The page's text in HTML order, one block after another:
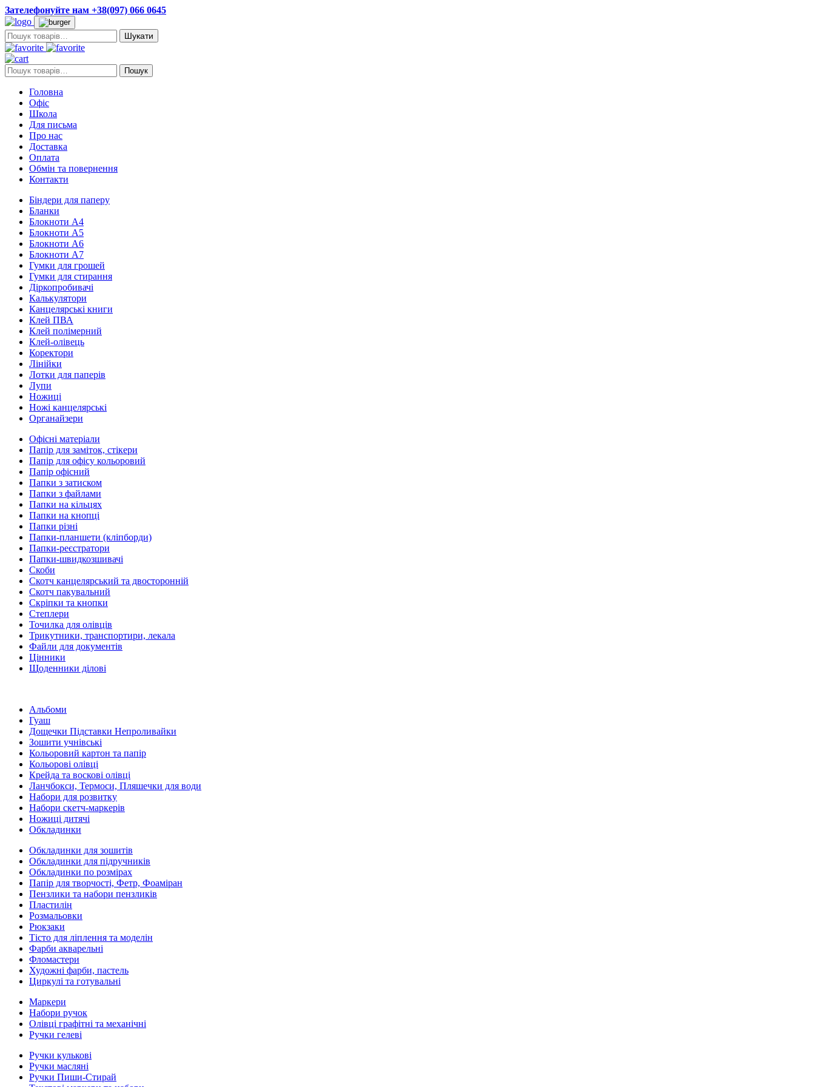
Зателефонуйте нам +38(097) 066 0645
Пошук:
Пошук: Пошук
Головна
Офіс
Школа
Для письма
Про нас
Доставка
Оплата
Обмін та повернення
Контакти
Біндери для паперу
Бланки
Блокноти А4
Блокноти А5
Блокноти А6
Блокноти А7
Гумки для грошей
Гумки для стирання
Діркопробивачі
Калькулятори
Канцелярські книги
Клей ПВА
Клей полімерний
Клей-олівець
Коректори
Лінійки
Лотки для паперів
Лупи
Ножиці
Ножі канцелярські
Органайзери
Офісні матеріали
Папір для заміток, стікери
Папір для офісу кольоровий
Папір офісний
Папки з затиском
Папки з файлами
Папки на кільцях
Папки на кнопці
Папки різні
Папки-планшети (кліпборди)
Папки-реєстратори
Папки-швидкозшивачі
Скоби
Скотч канцелярський та двосторонній
Скотч пакувальний
Скріпки та кнопки
Степлери
Точилка для олівців
Трикутники, транспортири, лекала
Файли для документів
Цінники
Щоденники ділові
Альбоми
Гуаш
Дощечки Підставки Непроливайки
Зошити учнівські
Кольоровий картон та папір
Кольорові олівці
Крейда та воскові олівці
Ланчбокси, Термоси, Пляшечки для води
Набори для розвитку
Набори скетч-маркерів
Ножиці дитячі
Обкладинки
Обкладинки для зошитів
Обкладинки для підручників
Обкладинки по розмірах
Папір для творчості, Фетр, Фоаміран
Пензлики та набори пензликів
Пластилін
Розмальовки
Рюкзаки
Тісто для ліплення та моделін
Фарби акварельні
Фломастери
Художні фарби, пастель
Циркулі та готувальні
Маркери
Набори ручок
Олівці графітні та механічні
Ручки гелеві
Ручки кулькові
Ручки масляні
Ручки Пиши-Стирай